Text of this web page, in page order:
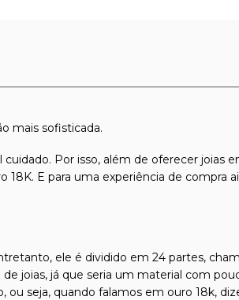
mais sofisticada.
Por isso, além de oferecer joias
E para uma experiência de compra
ele é dividido em 24 partes,
joias, já que seria um material com
seja, quando falamos em ouro 18k,